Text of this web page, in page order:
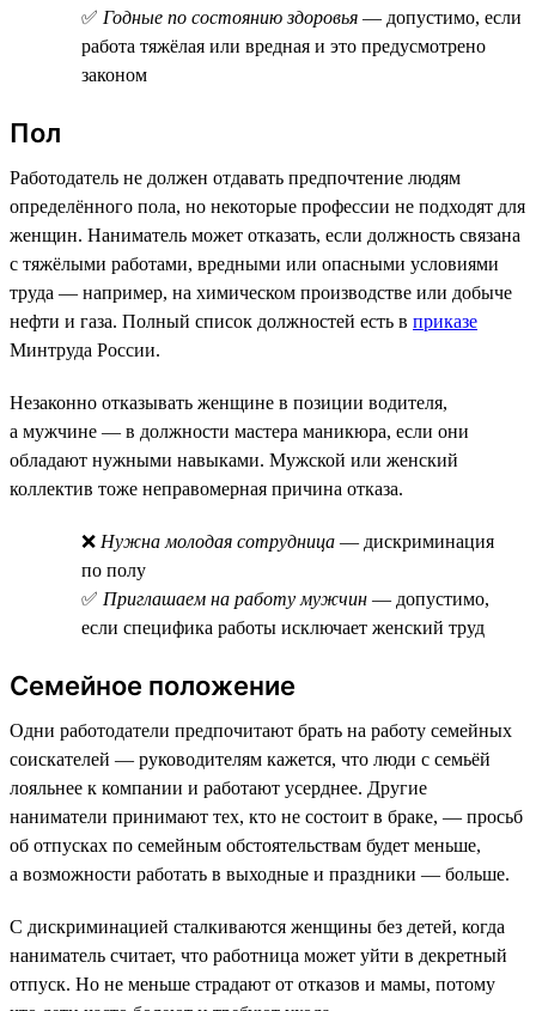
✅ Годные по состоянию здоровья — допустимо, если
работа тяжёлая или вредная и это предусмотрено
законом
Пол
Работодатель не должен отдавать предпочтение людям
определённого пола, но некоторые профессии не подходят для
женщин. Наниматель может отказать, если должность связана
с тяжёлыми работами, вредными или опасными условиями
труда — например, на химическом производстве или добыче
нефти и газа. Полный список должностей есть в приказе
Минтруда России.
Незаконно отказывать женщине в позиции водителя,
а мужчине — в должности мастера маникюра, если они
обладают нужными навыками. Мужской или женский
коллектив тоже неправомерная причина отказа.
❌ Нужна молодая сотрудница — дискриминация
по полу
✅ Приглашаем на работу мужчин — допустимо,
если специфика работы исключает женский труд
Семейное положение
Одни работодатели предпочитают брать на работу семейных
соискателей — руководителям кажется, что люди с семьёй
лояльнее к компании и работают усерднее. Другие
наниматели принимают тех, кто не состоит в браке, — просьб
об отпусках по семейным обстоятельствам будет меньше,
а возможности работать в выходные и праздники — больше.
С дискриминацией сталкиваются женщины без детей, когда
наниматель считает, что работница может уйти в декретный
отпуск. Но не меньше страдают от отказов и мамы, потому